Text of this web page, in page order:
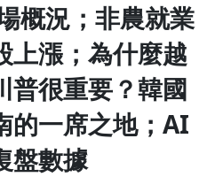
概況；非農就業
上漲；為什麼越
普很重要？韓國
的一席之地；AI
盤數據